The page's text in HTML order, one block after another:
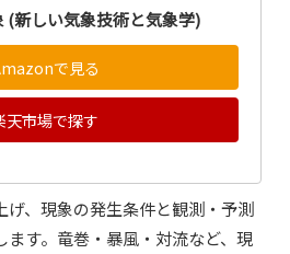
(新しい気象技術と気象学)
で見る
天市場で探す
げ、現象の発生条件と観測・予測
ます。竜巻・暴風・対流など、現